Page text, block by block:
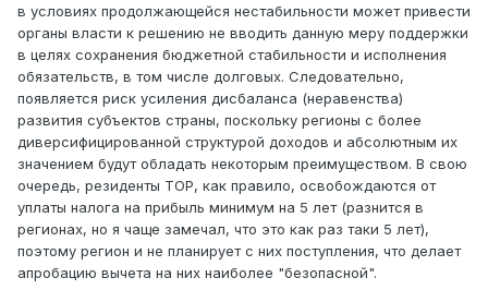
в условиях продолжающейся нестабильности может привести
органы власти к решению не вводить данную меру поддержки
в целях сохранения бюджетной стабильности и исполнения
обязательств, в том числе долговых. Следовательно,
появляется риск усиления дисбаланса (неравенства)
развития субъектов страны, поскольку регионы с более
диверсифицированной структурой доходов и абсолютным их
значением будут обладать некоторым преимуществом. В свою
очередь, резиденты ТОР, как правило, освобождаются от
уплаты налога на прибыль минимум на 5 лет (разнится в
регионах, но я чаще замечал, что это как раз таки 5 лет),
поэтому регион и не планирует с них поступления, что делает
апробацию вычета на них наиболее "безопасной".